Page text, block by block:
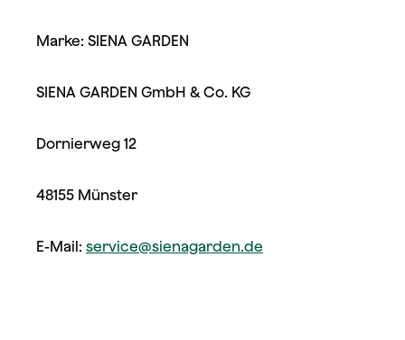
Marke: SIENA GARDEN
SIENA GARDEN GmbH & Co. KG
Dornierweg 12
48155 Münster
E-Mail: service@sienagarden.de